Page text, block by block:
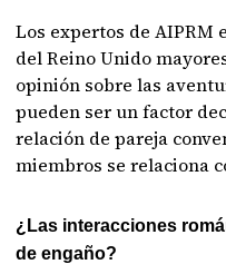
Los expertos de AIPRM
del Reino Unido
opinión sobre las
pueden ser un factor
relación de pareja
miembros se relaciona
¿Las interacciones
de engaño?